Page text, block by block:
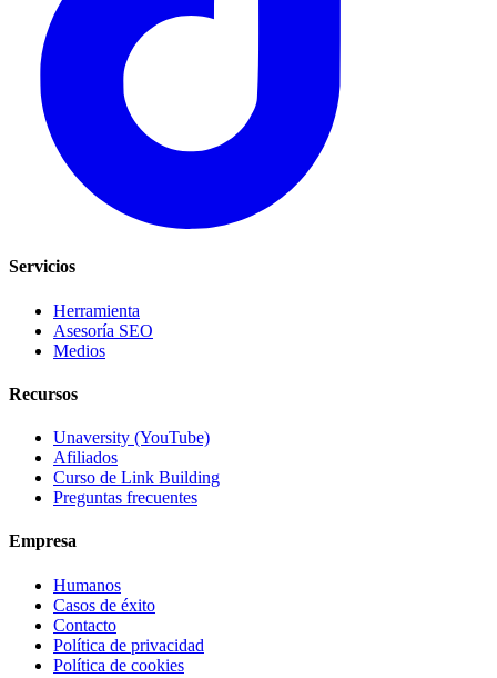
Servicios
Herramienta
Asesoría SEO
Medios
Recursos
Unaversity (YouTube)
Afiliados
Curso de Link Building
Preguntas frecuentes
Empresa
Humanos
Casos de éxito
Contacto
Política de privacidad
Política de cookies